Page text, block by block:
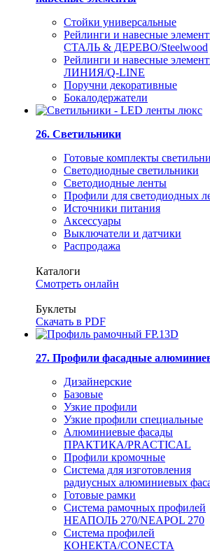
Стойки универсальные
Рейлинги и навесные
СТАЛЬ & ДЕРЕВО/Steelwood
Рейлинги и навесные
ЛИНИЯ/Q-LINE
Поручни декоративные
Бокалодержатели
26. Светильники
Готовые комплекты
Светодиодные светильники
Светодиодные ленты
Профили для светодиодных
Источники питания
Аксессуары
Выключатели и датчики
Распродажа
Каталоги
Смотреть онлайн
Буклеты
Скачать в PDF
27. Профили фасадные
Дизайнерские
Базовые
Узкие профили
Узкие профили специальные
Алюминиевые фасады
ПРАКТИКА/PRACTICAL
Профили кромочные
Система для изготовления
радиусных алюминиевых
Готовые рамки
Система рамочных профилей
НЕАПОЛЬ 270/NEAPOL 270
Система профилей
КОНЕКТА/CONECTA